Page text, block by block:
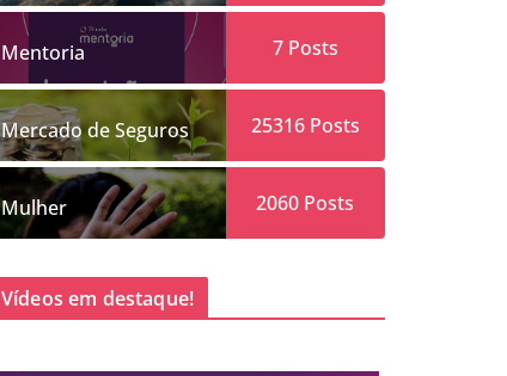
Mentoria 7Posts
Mercado de Seguros 25316Posts
Mulher 2060 Posts
Vídeos em destaque!